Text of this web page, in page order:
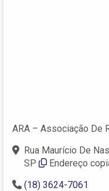
ARA – Associação De
Rua Maurício De
SP
Endereço
(18) 3624-7061